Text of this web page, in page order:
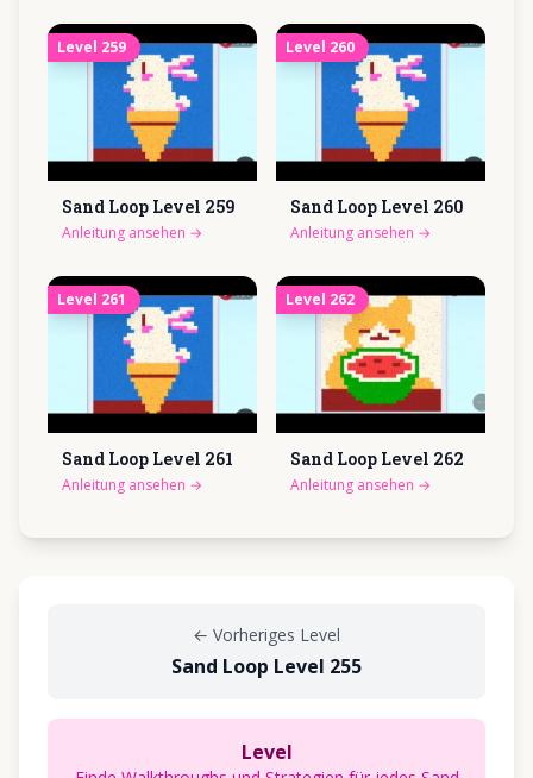
Level 259
Sand Loop Level 259
Anleitung ansehen →
Level 260
Sand Loop Level 260
Anleitung ansehen →
Level 261
Sand Loop Level 261
Anleitung ansehen →
Level 262
Sand Loop Level 262
Anleitung ansehen →
← Vorheriges Level
Sand Loop Level 255
Level